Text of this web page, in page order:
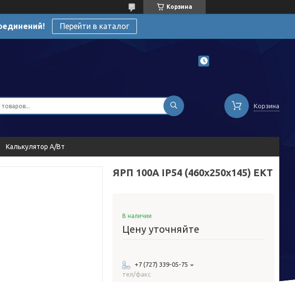
Корзина
Перейти в каталог
Корзина
Калькулятор А/Вт
ЯРП 100А IP54 (460х250х145) EKT
В наличии
Цену уточняйте
+7 (727) 339-05-75
тел/факс